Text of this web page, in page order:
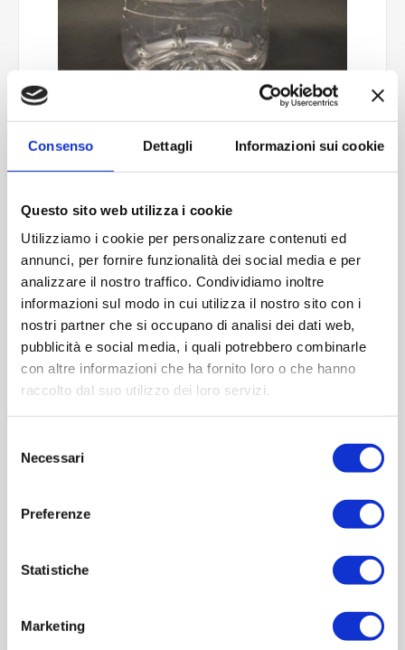
Consenso Dettagli Informazioni sui cookie
Questo sito web utilizza i cookie
Utilizziamo i cookie per personalizzare contenuti ed
annunci, per fornire funzionalità dei social media e per
analizzare il nostro traffico. Condividiamo inoltre
informazioni sul modo in cui utilizza il nostro sito con i
nostri partner che si occupano di analisi dei dati web,
pubblicità e social media, i quali potrebbero combinarle
con altre informazioni che ha fornito loro o che hanno
raccolto dal suo utilizzo dei loro servizi.
delNecessari
Preferenze
Statistiche
Marketing
Dama quadra 10000
Contattaci
Imboccatura:T.vite pp50
Capacità (ml):10000
Peso (gr):0
Quantità per imballo (ordine minimo 1 collo):0
Please select the address you want to ship to